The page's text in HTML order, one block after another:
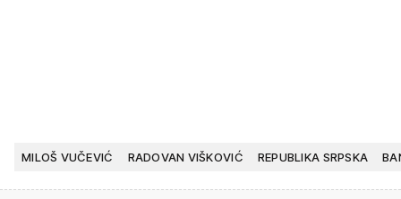
MILOŠ VUČEVIĆ RADOVAN VIŠKOVIĆ REPUBLIKA SRPSKA